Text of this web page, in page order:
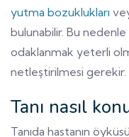
yutma bozuklukları
bulunabilir. Bu nedenle
odaklanmak yeterli
netleştirilmesi gerekir.
Tanı nasıl
Tanıda hastanın